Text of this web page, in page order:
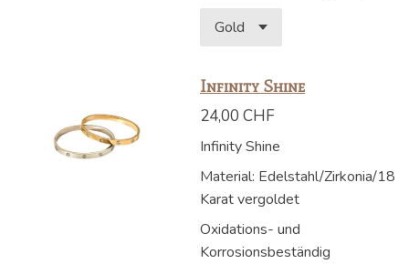
Infinity Shine
24,00 CHF
Infinity Shine
Material: Edelstahl/Zirkonia/18
Karat vergoldet
Oxidations- und
Korrosionsbeständig